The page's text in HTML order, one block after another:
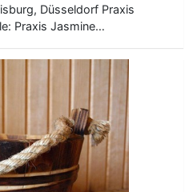
Düsseldorf Praxis
Praxis Jasmine…